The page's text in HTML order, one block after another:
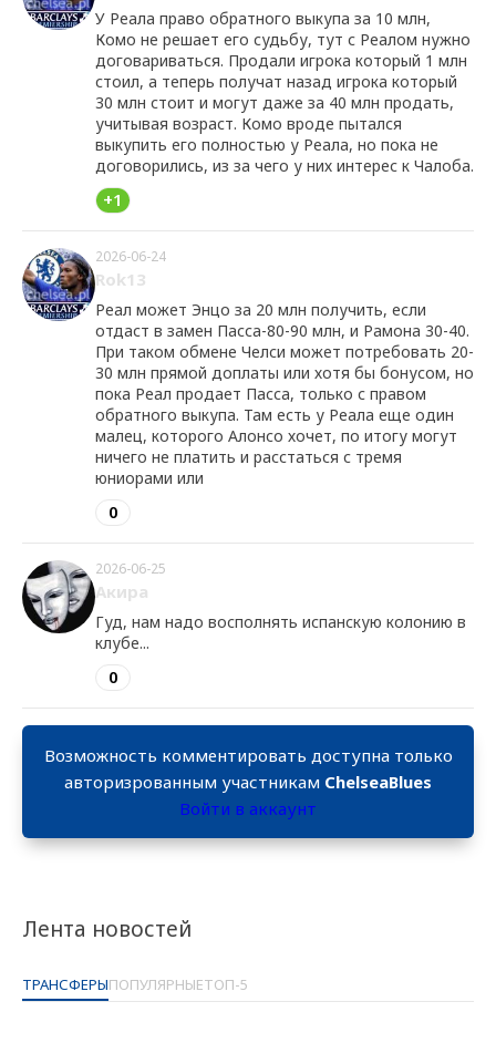
Лента новостей
ТРАНСФЕРЫПОПУЛЯРНЫЕТОП-5
У Реала право обратного выкупа за 10 млн,
Комо не решает его судьбу, тут с Реалом нужно
договариваться. Продали игрока который 1 млн
стоил, а теперь получат назад игрока который
30 млн стоит и могут даже за 40 млн продать,
учитывая возраст. Комо вроде пытался
выкупить его полностью у Реала, но пока не
договорились, из за чего у них интерес к Чалоба.
+1
2026-06-24
Rok13
Реал может Энцо за 20 млн получить, если
отдаст в замен Пасса-80-90 млн, и Рамона 30-40.
При таком обмене Челси может потребовать 20-
30 млн прямой доплаты или хотя бы бонусом, но
пока Реал продает Пасса, только с правом
обратного выкупа. Там есть у Реала еще один
малец, которого Алонсо хочет, по итогу могут
ничего не платить и расстаться с тремя
юниорами или
0
2026-06-25
Акира
Гуд, нам надо восполнять испанскую колонию в
клубе...
0
Возможность комментировать доступна только
авторизрованным участникам ChelseaBlues
Войти в аккаунт